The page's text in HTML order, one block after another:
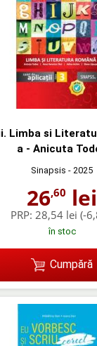
Limba si
a - Anicuta
Sinapsis - 2025
26,60 lei
PRP: 28,54 lei (-
în stoc
Cumpără